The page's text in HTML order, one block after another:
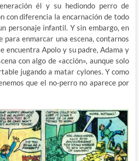
él y su hediondo perro de
con diferencia la encarnación de todo
personaje infantil. Y sin embargo, en
para enmarcar una escena, contarnos
encuentra Apolo y su padre, Adama y
con algo de «acción», aunque solo
jugando a matar cylones. Y como
que el no-perro no aparece por